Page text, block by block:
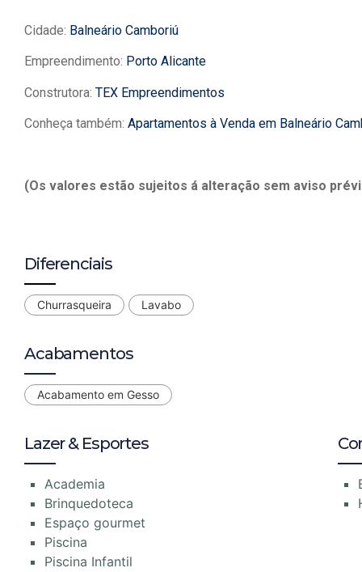
Cidade: Balneário Camboriú
Empreendimento: Porto Alicante
Construtora: TEX Empreendimentos
Conheça também: Apartamentos à Venda em Balneário
(Os valores estão sujeitos á alteração sem aviso
Diferenciais
Churrasqueira Lavabo
Acabamentos
Acabamento em Gesso
Lazer & Esportes
Academia
Brinquedoteca
Espaço gourmet
Piscina
Piscina Infantil